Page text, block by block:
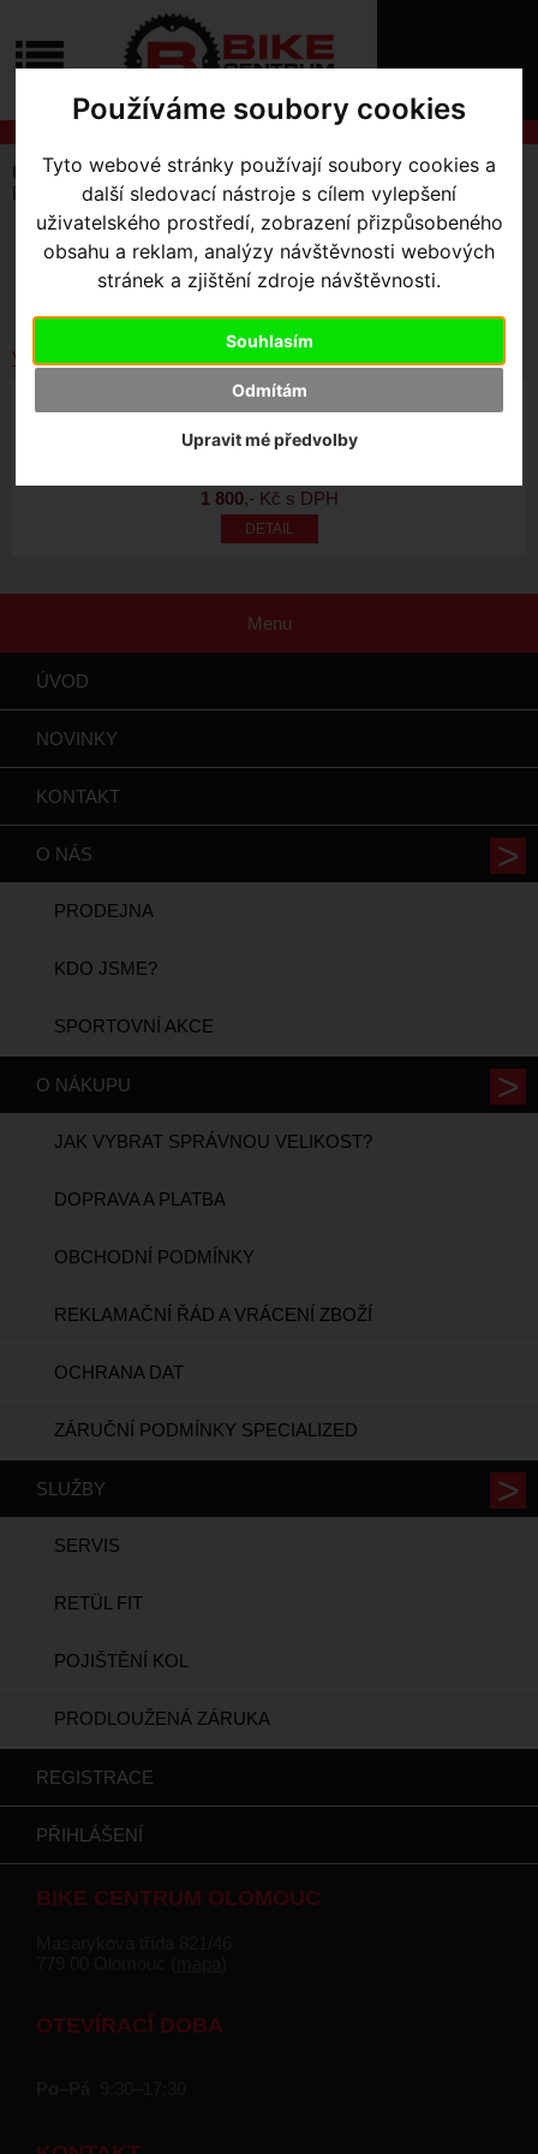
Používáme soubory cookies
Tyto webové stránky používají soubory cookies a
další sledovací nástroje s cílem vylepšení
uživatelského prostředí, zobrazení přizpůsobeného
obsahu a reklam, analýzy návštěvnosti webových
stránek a zjištění zdroje návštěvnosti.
Souhlasím
Odmítám
Upravit mé předvolby
KONTAKT
O
NÁSO
REGISTRACE
Úvodní strana Výbava pro kolo
Pumpy
Pumpy na vidlice
SKLADEM V OLOMOUCI
Seřadit podle:
Ceny
Názvu
Vybrat dle výrobce
AIR TOOL SHOCK PUMP
1 800,- Kč s DPH
Menu
ÚVOD
NOVINKY
KONTAKT
O NÁS
PRODEJNA
KDO JSME?
SPORTOVNÍ AKCE
O NÁKUPU
JAK VYBRAT SPRÁVNOU VELIKOST?
DOPRAVA A PLATBA
OBCHODNÍ PODMÍNKY
REKLAMAČNÍ ŘÁD A VRÁCENÍ ZBOŽÍ
OCHRANA DAT
ZÁRUČNÍ PODMÍNKY SPECIALIZED
SLUŽBY
SERVIS
RETÜL FIT
POJIŠTĚNÍ KOL
PRODLOUŽENÁ ZÁRUKA
REGISTRACE
PŘIHLÁŠENÍ
BIKE CENTRUM OLOMOUC
OTEVÍRACÍ DOBA